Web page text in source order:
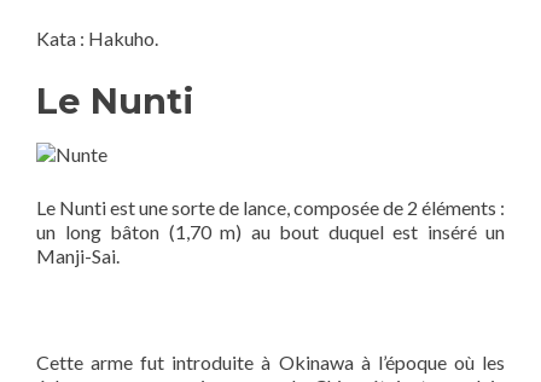
Kata : Hakuho.
Le Nunti
Le Nunti est une sorte de lance, composée de 2 éléments :
un long bâton (1,70 m) au bout duquel est inséré un
Manji-Sai.
Cette arme fut introduite à Okinawa à l’époque où les